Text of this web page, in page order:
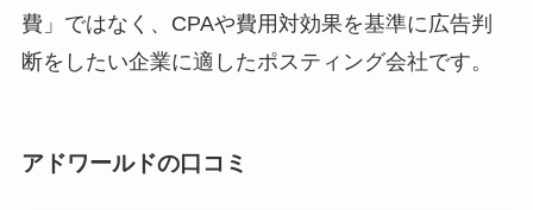
費」ではなく、CPAや費用対効果を基準に広告判
断をしたい企業に適したポスティング会社です。
アドワールドの口コミ